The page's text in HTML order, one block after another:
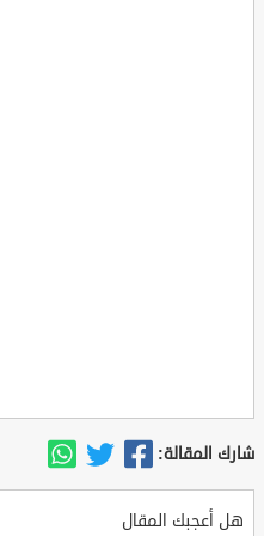
شارك المقالة:
هل أعجبك المقال